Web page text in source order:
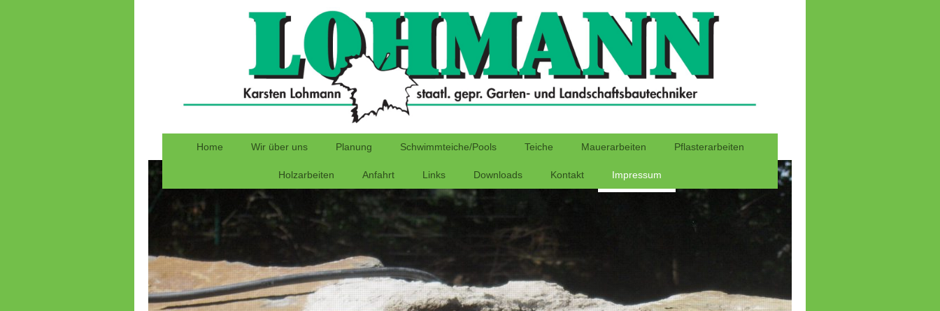
Home Wir über uns Planung Schwimmteiche/Pools Teiche Mauerarbeiten Pflasterarbeiten
Holzarbeiten Anfahrt Links Downloads Kontakt Impressum